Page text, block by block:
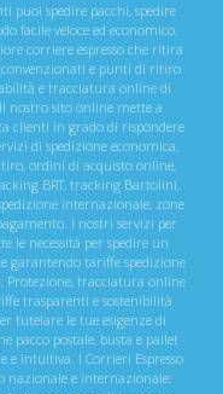
puoi spedire pacchi, spedire
facile veloce ed economico.
corriere espresso che ritira
convenzionati e punti di ritiro
e tracciatura online di
nostro sito online mette a
clienti in grado di rispondere
di spedizione economica,
ordini di acquisto online,
BRT, tracking Bartolini,
internazionale, zone
I nostri servizi per
le necessità per spedire un
garantendo tariffe spedizione
Protezione, tracciatura online
trasparenti e sostenibilità
tutelare le tue esigenze di
pacco postale, busta e pallet
e intuitiva. I Corrieri Espresso
nazionale e internazionale: